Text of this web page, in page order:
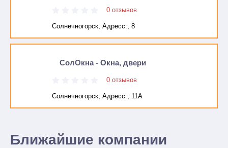
0 отзывов
Солнечногорск, Адресc:, 8
СолОкна - Окна, двери
0 отзывов
Солнечногорск, Адресc:, 11А
Ближайшие компании